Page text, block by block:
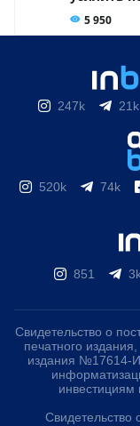
247k 21k
520k 74k
851
Свидетельство о
печатного
издания №17614-
инвестициям
Свидетельство